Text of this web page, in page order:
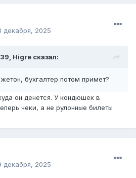
декабря, 2025
Higre сказал:
бухгалтер потом примет?
он денется. У кондюшек в
чеки, а не рулонные билеты
декабря, 2025